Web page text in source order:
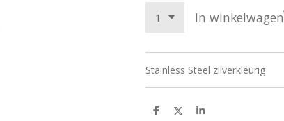
In winkelwagen
Stainless Steel zilverkleurig
D
D
S